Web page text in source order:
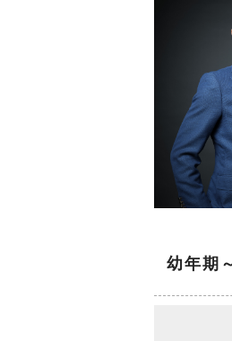
幼年期